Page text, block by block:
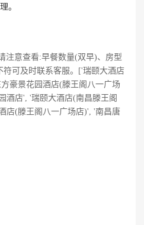
。
注意查看:早餐数量(双早)、房型
符可及时联系客服。['瑞颐大酒店
豪景花园酒店(滕王阁八一广场
酒店', '瑞颐大酒店(南昌滕王阁
店(滕王阁八一广场店)', '南昌唐